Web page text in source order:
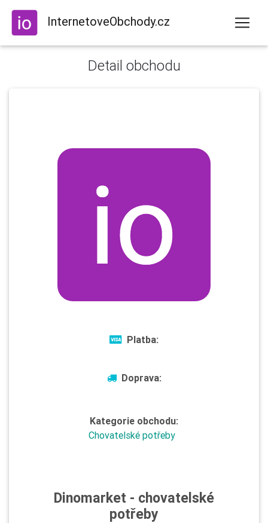
InternetoveObchody.cz
Detail obchodu
Platba:
Doprava:
Kategorie obchodu:
Chovatelské potřeby
Dinomarket - chovatelské
potřeby